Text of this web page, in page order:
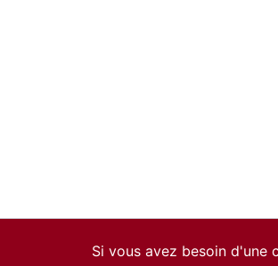
Si vous avez besoin d'une